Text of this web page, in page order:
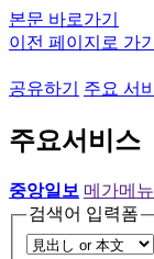
본문 바로가기
이전 페이지로 가기
공유하기 주요 서
주요서비스
중앙일보 메가메
검색어 입력폼